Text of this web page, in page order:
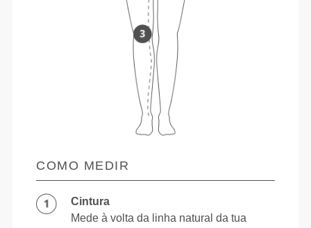
COMO MEDIR
Cintura
Mede à volta da linha natural da tua